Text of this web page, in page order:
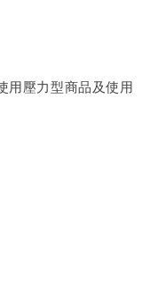
用壓力型商品及使用